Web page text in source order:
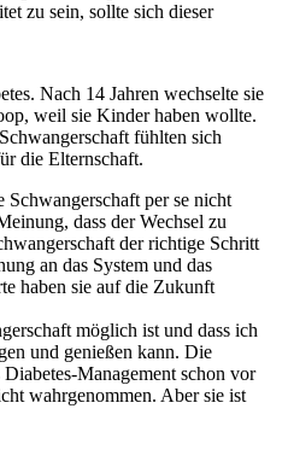
zu sein, sollte sich dieser
Nach 14 Jahren wechselte sie
weil sie Kinder haben wollte.
fühlten sich
die Elternschaft.
Schwangerschaft per se nicht
dass der Wechsel zu
der richtige Schritt
an das System und das
haben sie auf die Zukunft
möglich ist und dass ich
und genießen kann. Die
Management schon vor
wahrgenommen. Aber sie ist